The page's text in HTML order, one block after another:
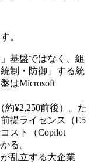
。
基盤ではなく、組
制・防御」する統
はMicrosoft
約¥2,250前後）。た
提ライセンス（E5
スト（Copilot
る。
乱立する大企業